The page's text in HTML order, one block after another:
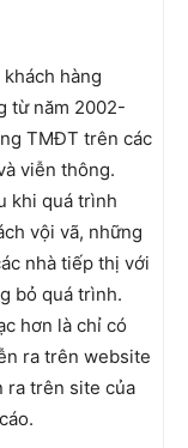
hàng
từ năm 2002-
TMĐT trên các
viễn thông.
khi quá trình
vội vã, những
nhà tiếp thị với
bỏ quá trình.
hơn là chỉ có
ra trên website
ra trên site của